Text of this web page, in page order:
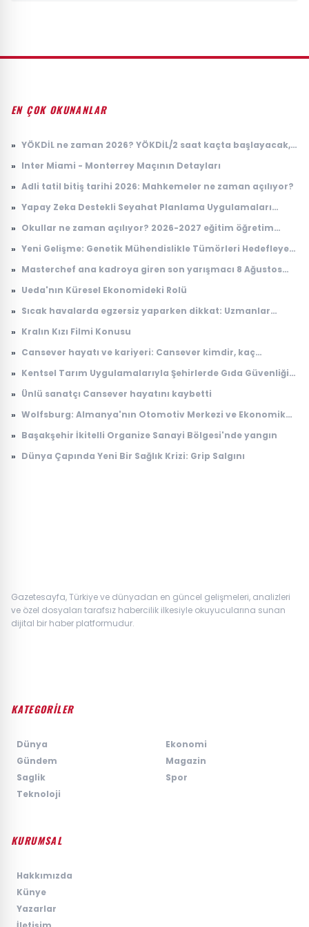
EN ÇOK OKUNANLAR
» YÖKDİL ne zaman 2026? YÖKDİL/2 saat kaçta başlayacak,
» Inter Miami - Monterrey Maçının Detayları
» Adli tatil bitiş tarihi 2026: Mahkemeler ne zaman açılıyor?
» Yapay Zeka Destekli Seyahat Planlama Uygulamaları
» Okullar ne zaman açılıyor? 2026-2027 eğitim öğretim
» Yeni Gelişme: Genetik Mühendislikle Tümörleri Hedefleyen
» Masterchef ana kadroya giren son yarışmacı 8 Ağustos
oldu?
» Ueda'nın Küresel Ekonomideki Rolü
» Sıcak havalarda egzersiz yaparken dikkat: Uzmanlar
» Kralın Kızı Filmi Konusu
» Cansever hayatı ve kariyeri: Cansever kimdir, kaç
» Kentsel Tarım Uygulamalarıyla Şehirlerde Gıda Güvenliği
» Ünlü sanatçı Cansever hayatını kaybetti
» Wolfsburg: Almanya'nın Otomotiv Merkezi ve Ekonomik
» Başakşehir İkitelli Organize Sanayi Bölgesi'nde yangın
» Dünya Çapında Yeni Bir Sağlık Krizi: Grip Salgını
Gazetesayfa, Türkiye ve dünyadan en güncel gelişmeleri, analizleri
ve özel dosyaları tarafsız habercilik ilkesiyle okuyucularına sunan
dijital bir haber platformudur.
KATEGORİLER
Dünya
Ekonomi
Gündem
Magazin
Saglik
Spor
Teknoloji
KURUMSAL
Hakkımızda
Künye
Yazarlar